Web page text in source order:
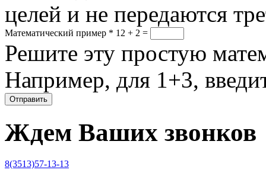
целей и не передаются
Математический пример * 12 + 2 =
Решите эту простую
Например, для 1+3,
Ждем Ваших звонков
8(3513)57-13-13